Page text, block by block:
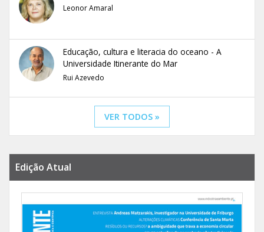
Leonor Amaral
Educação, cultura e literacia do oceano - A
Universidade Itinerante do Mar
Rui Azevedo
VER TODOS »
Edição Atual